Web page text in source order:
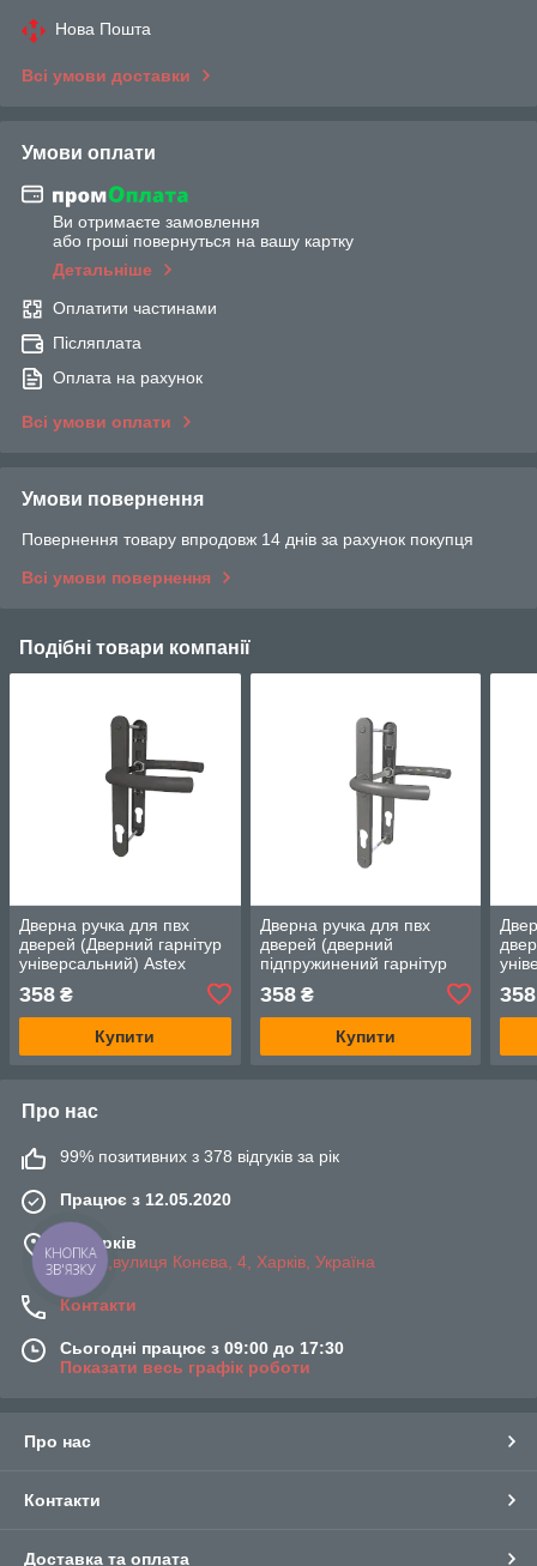
Нова Пошта
Всі умови доставки
Умови оплати
Ви отримаєте замовлення
або гроші повернуться на вашу картку
Детальніше
Оплатити частинами
Післяплата
Оплата на рахунок
Всі умови оплати
Умови повернення
Повернення товару впродовж 14 днів за рахунок покупця
Всі умови повернення
Подібні товари компанії
Дверна ручка для пвх
дверей (Дверний гарнітур
універсальний) Astex
антрацит (РАЛ 7016)
358 ₴
Купити
Дверна ручка для пвх
дверей (дверний
підпружинений гарнітур
ANTEY DHS 92/26/16
Графіт (RAL 7024)
358₴
Купити
358
Про нас
99% позитивних з 378 відгуків за рік
Працює з 12.05.2020
м. Харків
61052,вулиця Конєва, 4, Харків, Україна
Контакти
Сьогодні працює з 09:00 до 17:30
Показати весь графік роботи
Про нас
Контакти
Доставка та оплата
КНОПКА
ЗВ'ЯЗКУ